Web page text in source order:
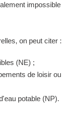
impossible
on peut citer :
(NE) ;
de loisir ou
potable (NP).